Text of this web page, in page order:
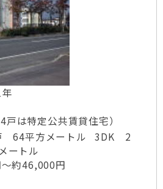
は特定公共賃貸住宅）
64平方メートル
3DK 2
ートル
約46,000円